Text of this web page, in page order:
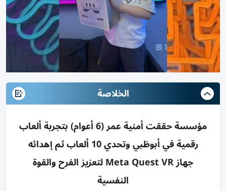
الخلاصة
مؤسسة حققت أمنية عمر (6 أعوام) بتجربة ألعاب
رقمية في أبوظبي وتحدي 10 ألعاب ثم إهدائه
جهاز Meta Quest VR لتعزيز الفرح والقوة
النفسية